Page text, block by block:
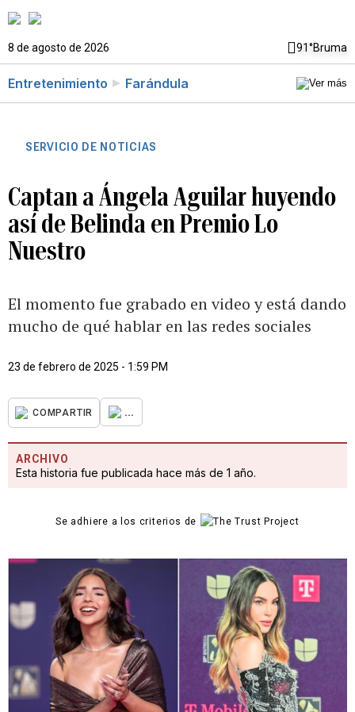
8 de agosto de 2026 91°Bruma
Entretenimiento Farándula
SERVICIO DE NOTICIAS
Captan a Ángela Aguilar huyendo
así de Belinda en Premio Lo
Nuestro
El momento fue grabado en video y está dando
mucho de qué hablar en las redes sociales
23 de febrero de 2025 - 1:59 PM
COMPARTIR ...
ARCHIVO
Esta historia fue publicada hace más de 1 año.
Se adhiere a los criterios de